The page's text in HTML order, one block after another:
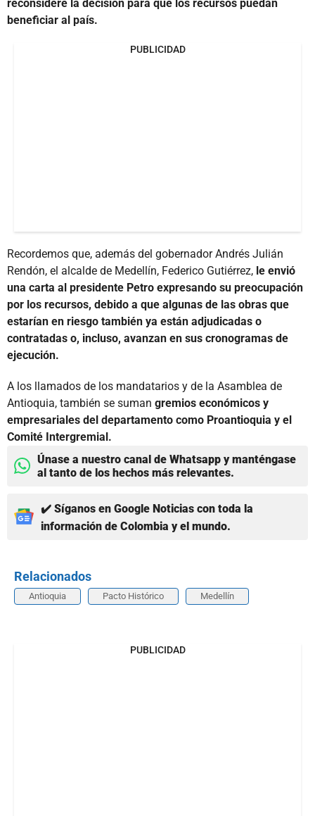
reconsidere la decisión para que los recursos puedan
beneficiar al país.
PUBLICIDAD
Recordemos que, además del gobernador Andrés Julián
Rendón, el alcalde de Medellín, Federico Gutiérrez, le envió
una carta al presidente Petro expresando su preocupación
por los recursos, debido a que algunas de las obras que
estarían en riesgo también ya están adjudicadas o
contratadas o, incluso, avanzan en sus cronogramas de
ejecución.
A los llamados de los mandatarios y de la Asamblea de
Antioquia, también se suman gremios económicos y
empresariales del departamento como Proantioquia y el
Comité Intergremial.
Únase a nuestro canal de Whatsapp y manténgase
al tanto de los hechos más relevantes.
✔️ Síganos en Google Noticias con toda la
información de Colombia y el mundo.
Relacionados
Antioquia Pacto Histórico Medellín
PUBLICIDAD